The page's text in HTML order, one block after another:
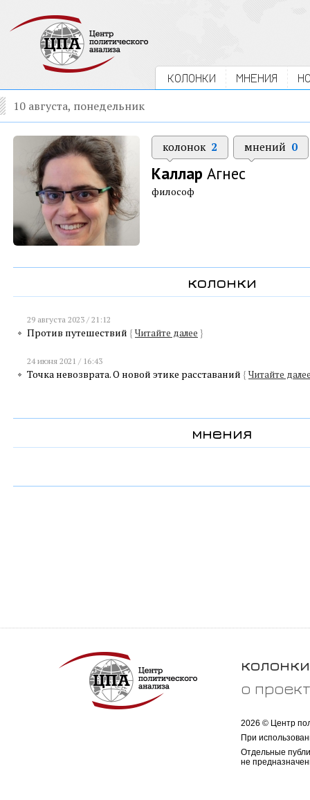
КОЛОНКИ МНЕНИЯ
10 августа, понедельник
колонок 2 мнений 0
Каллар Агнес
философ
колонки
29 августа 2023 / 21:12
Против путешествий { Читайте далее }
24 июня 2021 / 16:43
Точка невозврата. О новой этике расставаний { Читайте
мнения
колонки
о
2026 © Центр
При
Отдельные
не